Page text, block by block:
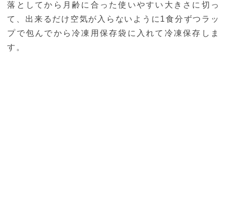
落としてから月齢に合った使いやすい大きさに切っ
て、出来るだけ空気が入らないように1食分ずつラッ
プで包んでから冷凍用保存袋に入れて冷凍保存しま
す。